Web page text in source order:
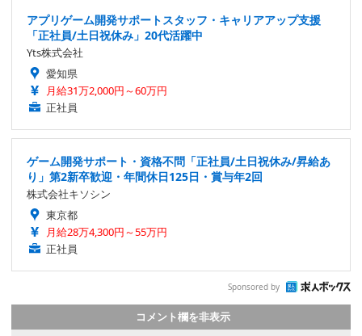
アプリゲーム開発サポートスタッフ・キャリアアップ支援
「正社員/土日祝休み」20代活躍中
Yts株式会社
愛知県
月給31万2,000円～60万円
正社員
ゲーム開発サポート・資格不問「正社員/土日祝休み/昇給あ
り」第2新卒歓迎・年間休日125日・賞与年2回
株式会社キソシン
東京都
月給28万4,300円～55万円
正社員
Sponsored by
コメント欄を非表示